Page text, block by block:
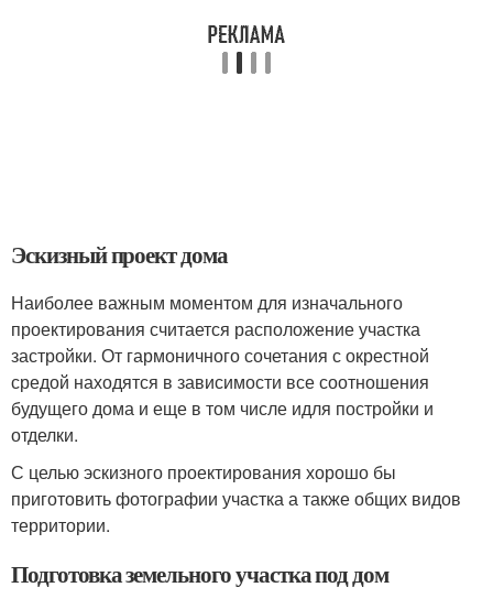
Эскизный проект дома
Наиболее важным моментом для изначального
проектирования считается расположение участка
застройки. От гармоничного сочетания с окрестной
средой находятся в зависимости все соотношения
будущего дома и еще в том числе идля постройки и
отделки.
С целью эскизного проектирования хорошо бы
приготовить фотографии участка а также общих видов
территории.
Подготовка земельного участка под дом